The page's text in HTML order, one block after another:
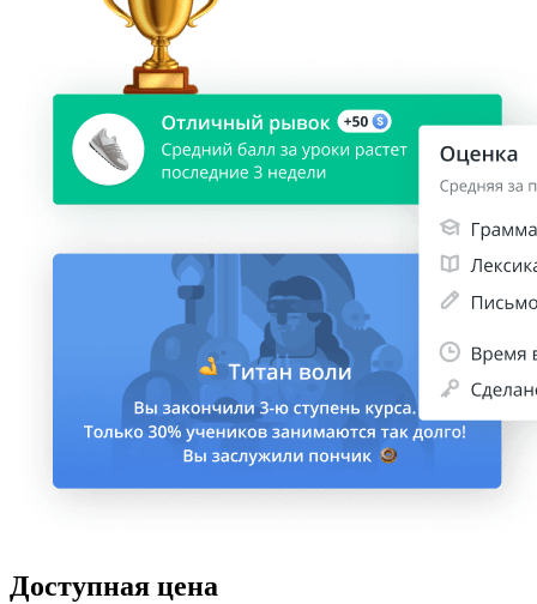
Доступная цена